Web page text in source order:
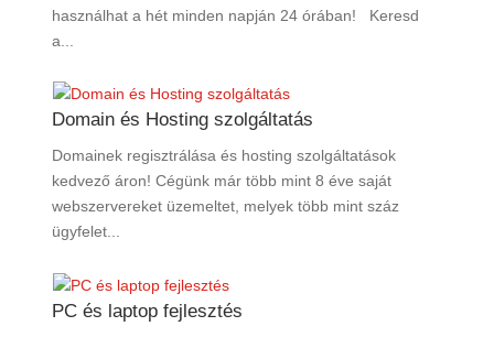
használhat a hét minden napján 24 órában! Keresd
a...
Domain és Hosting szolgáltatás
Domainek regisztrálása és hosting szolgáltatások
kedvező áron! Cégünk már több mint 8 éve saját
webszervereket üzemeltet, melyek több mint száz
ügyfelet...
PC és laptop fejlesztés